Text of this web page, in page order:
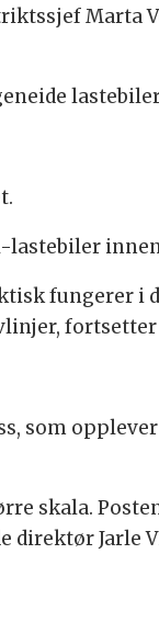
Marta
fungerer i
fortsetter
som
skala.
Jarle